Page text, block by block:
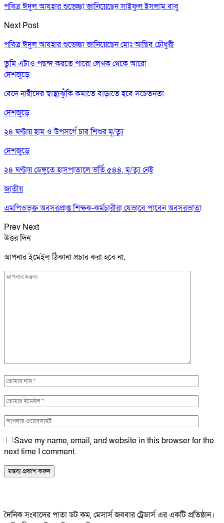
পবিত্র ঈদুল আযহার শুভেচ্ছা জানিয়েছেন সাইফুল ইসলাম বাবু
Next Post
পবিত্র ঈদুল আযহার শুভেচ্ছা জানিয়েছেন মোঃ আছিব চৌধুরী
তুমি এটাও পছন্দ করতে পারোলেখক থেকে আরো
দেশজুড়ে
বেদে নারীদের স্বাস্থ্যঝুঁকি কমাতে বাড়াতে হবে সচেতনতা
দেশজুড়ে
২৪ ঘণ্টায় হাম ও উপসর্গে চার শিশুর মৃ/ত্যু
দেশজুড়ে
২৪ ঘণ্টায় ডেঙ্গুতে হাসপাতালে ভর্তি ৫৪৪, মৃ/ত্যু নেই
জাতীয়
এমপিওভুক্ত অবসরপ্রাপ্ত শিক্ষক-কর্মচারীরা যেভাবে পাবেন অবসরভাতা
Prev Next
উত্তর দিন
আপনার ইমেইল ঠিকানা প্রচার করা হবে না.
Save my name, email, and website in this browser for the
next time I comment.
দৈনিক সংবাদের পাতা ডট কম, মেসার্স জববার ট্রেডার্স এর একটি প্রতিষ্ঠান।